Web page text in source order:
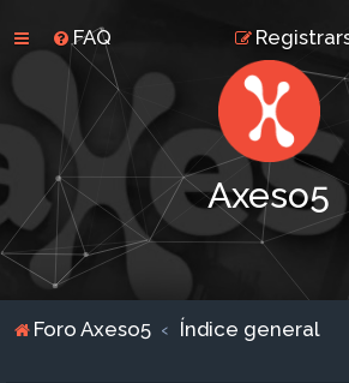
FAQ
Axeso5
Foro Axeso5 Índice general